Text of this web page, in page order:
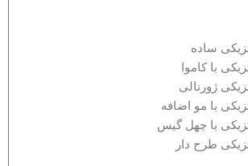
ساده
با کاموا
ژورنالی
با مو اضافه
با چهل گیس
طرح دار